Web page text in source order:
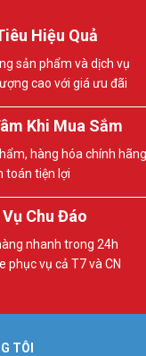
Hiệu Quả
sản phẩm và dịch vụ
cao với giá ưu đãi
Khi Mua Sắm
hàng hóa chính hãng
toán tiện lợi
Chu Đáo
nhanh trong 24h
phục vụ cả T7 và CN
TÔI